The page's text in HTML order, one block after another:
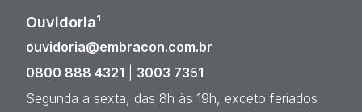
Ouvidoria¹
ouvidoria@embracon.com.br
0800 888 4321
3003 7351
Segunda a sexta, das 8h às 19h, exceto feriados